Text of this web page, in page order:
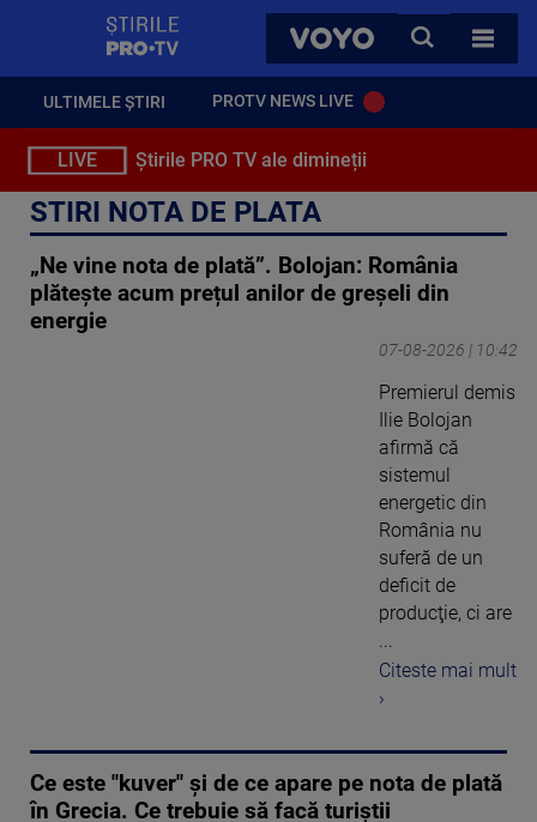
VOYO
CAUTA
TOATE
ULTIMELE ȘTIRI PROTV NEWS LIVE
LIVE Știrile PRO TV ale dimineții
STIRI NOTA DE PLATA
„Ne vine nota de plată”. Bolojan: România
plătește acum prețul anilor de greșeli din
energie
07-08-2026 | 10:42
Premierul demis
Ilie Bolojan
afirmă că
sistemul
energetic din
România nu
suferă de un
deficit de
producţie, ci are
...
Citeste mai mult
›
Ce este "kuver" și de ce apare pe nota de plată
în Grecia. Ce trebuie să facă turiștii